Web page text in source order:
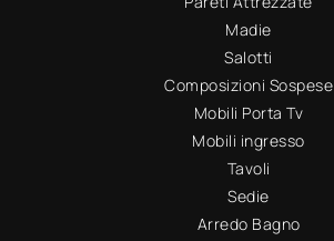
Madie
Salotti
Composizioni Sospese
Mobili Porta Tv
Mobili ingresso
Tavoli
Sedie
Arredo Bagno